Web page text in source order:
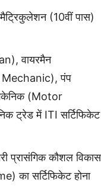
मैट्रिकुलेशन (10वीं पास)
वायरमैन
पंप
(Motor
ट्रेड में ITI सर्टिफिकेट
प्रासंगिक कौशल विकास
का सर्टिफिकेट होना